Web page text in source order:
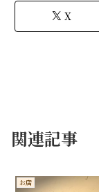
X
関連記事
お店